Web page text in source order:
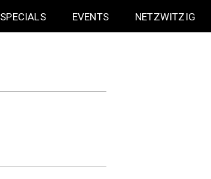
SPECIALS
Professional AV & Digital Signage 2019
EVENTS NETZWITZIG